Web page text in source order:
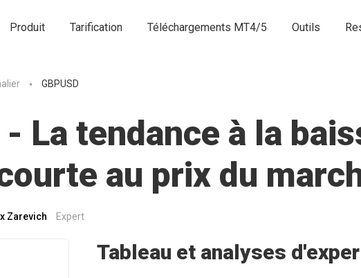
Produit Tarification Téléchargements MT4/5 Outils
GBPUSD
- La tendance à la
au prix du
Zarevich Expert
Tableau et analyses